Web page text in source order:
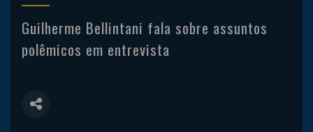
Guilherme Bellintani fala sobre assuntos
polêmicos em entrevista